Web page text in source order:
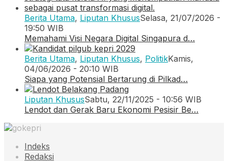
Berita Utama, Liputan KhususSelasa, 21/07/2026 -
19:50 WIB
Memahami Visi Negara Digital Singapura d…
Berita Utama, Liputan Khusus, PolitikKamis,
04/06/2026 - 20:10 WIB
Siapa yang Potensial Bertarung di Pilkad…
Liputan KhususSabtu, 22/11/2025 - 10:56 WIB
Lendot dan Gerak Baru Ekonomi Pesisir Be…
Indeks
Redaksi